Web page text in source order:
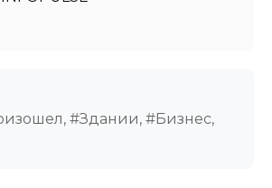
#Здании, #Бизнес,